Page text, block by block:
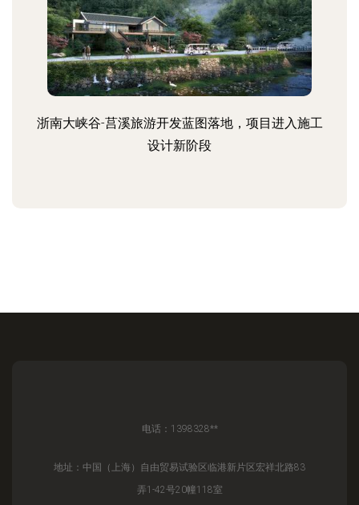
浙南大峡谷-莒溪旅游开发蓝图落地，项目进入施工
设计新阶段
电话：1398328**
地址：中国（上海）自由贸易试验区临港新片区宏祥北路83
弄1-42号20幢118室